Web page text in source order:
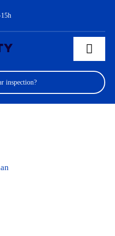
can prevent tire wear
inspection?